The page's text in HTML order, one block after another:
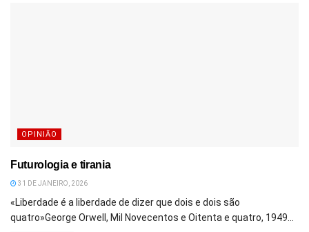
OPINIÃO
Futurologia e tirania
31 DE JANEIRO, 2026
«Liberdade é a liberdade de dizer que dois e dois são
quatro»George Orwell, Mil Novecentos e Oitenta e quatro, 1949...